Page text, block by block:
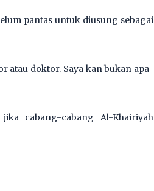
pantas untuk diusung sebagai
atau doktor. Saya kan bukan apa-
cabang-cabang Al-Khairiyah